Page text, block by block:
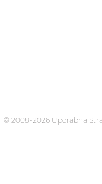
© 2008-2026 Uporabna